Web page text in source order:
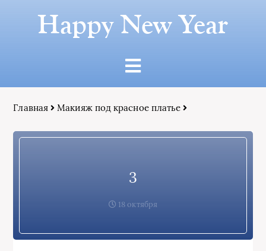
Happy New Year
Главная Макияж под красное платье
3
18 октября